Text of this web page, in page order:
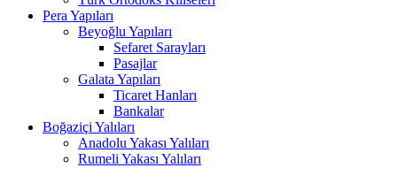
Pera Yapıları
Beyoğlu Yapıları
Sefaret Sarayları
Pasajlar
Galata Yapıları
Ticaret Hanları
Bankalar
Boğaziçi Yalıları
Anadolu Yakası Yalıları
Rumeli Yakası Yalıları